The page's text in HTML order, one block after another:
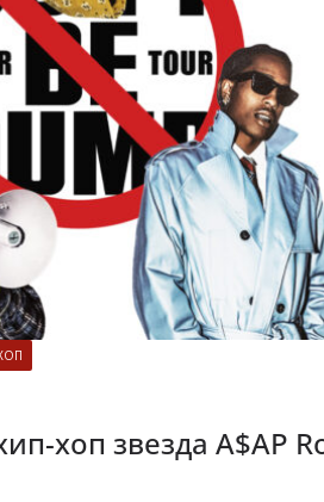
хоп звезда A$AP